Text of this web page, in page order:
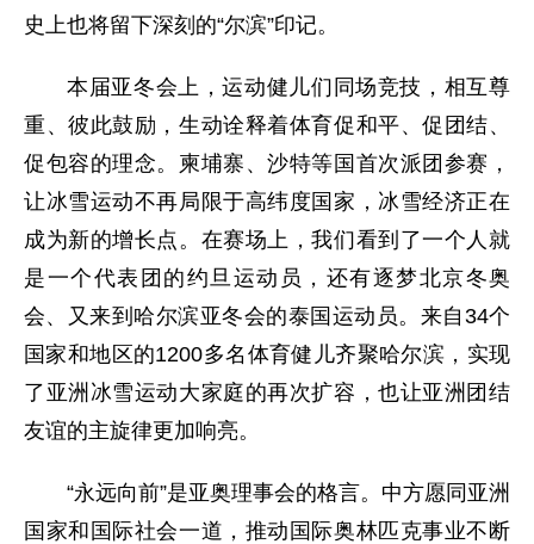
史上也将留下深刻的“尔滨”印记。
本届亚冬会上，运动健儿们同场竞技，相互尊
重、彼此鼓励，生动诠释着体育促和平、促团结、
促包容的理念。柬埔寨、沙特等国首次派团参赛，
让冰雪运动不再局限于高纬度国家，冰雪经济正在
成为新的增长点。在赛场上，我们看到了一个人就
是一个代表团的约旦运动员，还有逐梦北京冬奥
会、又来到哈尔滨亚冬会的泰国运动员。来自34个
国家和地区的1200多名体育健儿齐聚哈尔滨，实现
了亚洲冰雪运动大家庭的再次扩容，也让亚洲团结
友谊的主旋律更加响亮。
“永远向前”是亚奥理事会的格言。中方愿同亚洲
国家和国际社会一道，推动国际奥林匹克事业不断